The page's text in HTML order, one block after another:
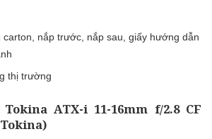
nắp trước, nắp sau, giấy hướng dẫn
thị trường
ATX-i 11-16mm f/2.8 CF